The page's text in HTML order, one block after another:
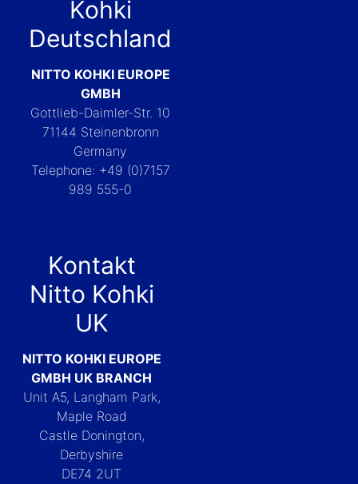
Kohki
Deutschland
NITTO KOHKI EUROPE
GMBH
Gottlieb-Daimler-Str. 10
71144 Steinenbronn
Germany
Telephone: +49 (0)7157
989 555-0
Kontakt
Nitto Kohki
UK
NITTO KOHKI EUROPE
GMBH UK BRANCH
Unit A5, Langham Park,
Maple Road
Castle Donington,
Derbyshire
DE74 2UT